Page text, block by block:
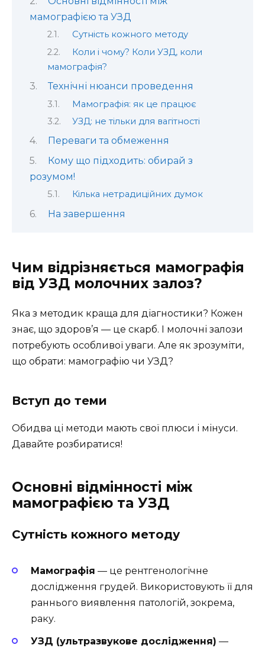
мамографією та УЗД
Сутність кожного методу
Коли і чому? Коли УЗД, коли
мамографія?
Технічні нюанси проведення
Мамографія: як це працює
УЗД: не тільки для вагітності
Переваги та обмеження
Кому що підходить: обирай з
розумом!
Кілька нетрадиційних думок
На завершення
Чим відрізняється мамографія
від УЗД молочних залоз?
Яка з методик краща для діагностики? Кожен
знає, що здоров’я — це скарб. І молочні залози
потребують особливої уваги. Але як зрозуміти,
що обрати: мамографію чи УЗД?
Вступ до теми
Обидва ці методи мають свої плюси і мінуси.
Давайте розбиратися!
Основні відмінності між
мамографією та УЗД
Сутність кожного методу
Мамографія — це рентгенологічне
дослідження грудей. Використовують її для
раннього виявлення патологій, зокрема,
раку.
УЗД (ультразвукове дослідження) —